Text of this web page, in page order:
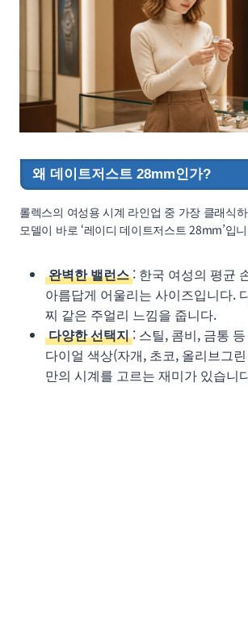
왜 데이트저스트 28mm인가?
롤렉스의 여성용 시계 라인업 중 가장 클래식
모델이 바로 ‘레이디 데이트저스트 28mm’입
완벽한 밸런스 : 한국 여성의 평균
아름답게 어울리는 사이즈입니다.
찌 같은 주얼리 느낌을 줍니다.
다양한 선택지 : 스틸, 콤비, 금통
다이얼 색상(자개, 초코, 올리브그
만의 시계를 고르는 재미가 있습니